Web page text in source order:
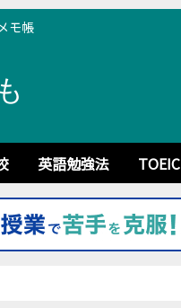
モ帳
英語勉強法 TOEIC